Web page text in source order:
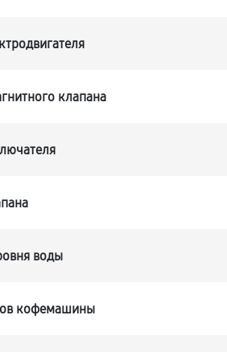
клапана
воды
кофемашины